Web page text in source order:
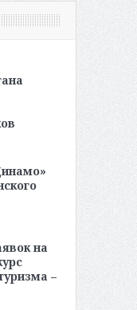
на
–